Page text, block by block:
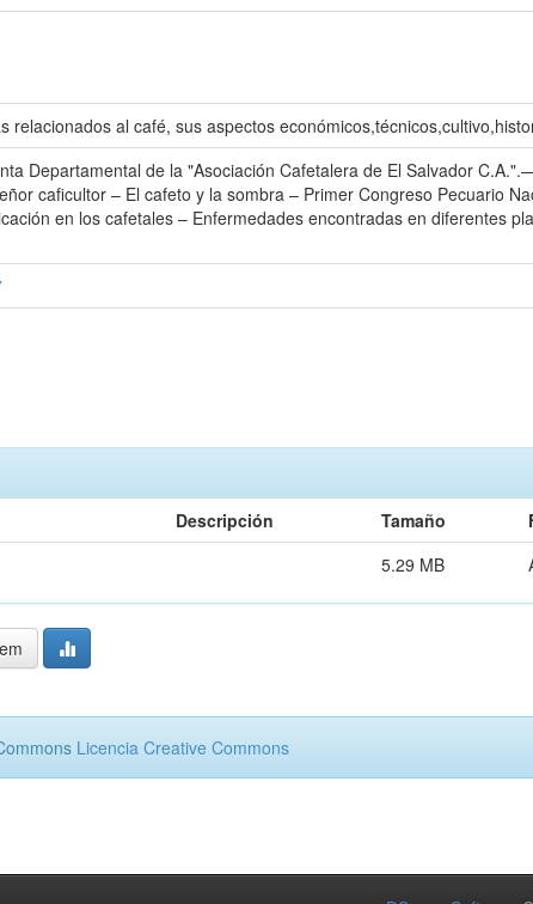
relacionados al café, sus aspectos
Departamental de la "Asociación Cafetalera de El Salvador
caficultor – El cafeto y la sombra – Primer Congreso Pecuario
en los cafetales – Enfermedades encontradas en diferentes
Descripción Tamaño
5.29 MB
Licencia Creative Commons